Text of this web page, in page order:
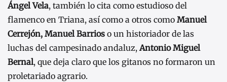
Ángel Vela, también lo cita como estudioso del
flamenco en Triana, así como a otros como Manuel
Cerrejón, Manuel Barrios o un historiador de las
luchas del campesinado andaluz,Antonio Miguel
Bernal, que deja claro que los gitanos no formaron un
proletariado agrario.